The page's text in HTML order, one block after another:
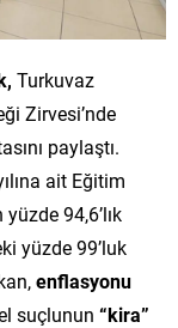
Turkuvaz
Zirvesi’nde
paylaştı.
ait Eğitim
94,6’lık
yüzde 99’luk
enflasyonu
suçlunun “kira”